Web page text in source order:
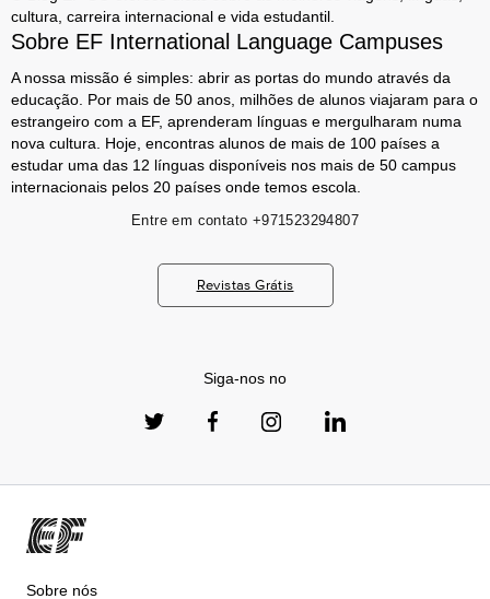
cultura, carreira internacional e vida estudantil.
Sobre EF International Language Campuses
A nossa missão é simples: abrir as portas do mundo através da
educação. Por mais de 50 anos, milhões de alunos viajaram para o
estrangeiro com a EF, aprenderam línguas e mergulharam numa
nova cultura. Hoje, encontras alunos de mais de 100 países a
estudar uma das 12 línguas disponíveis nos mais de 50 campus
internacionais pelos 20 países onde temos escola.
Entre em contato +971523294807
Revistas Grátis
Siga-nos no
Sobre nós